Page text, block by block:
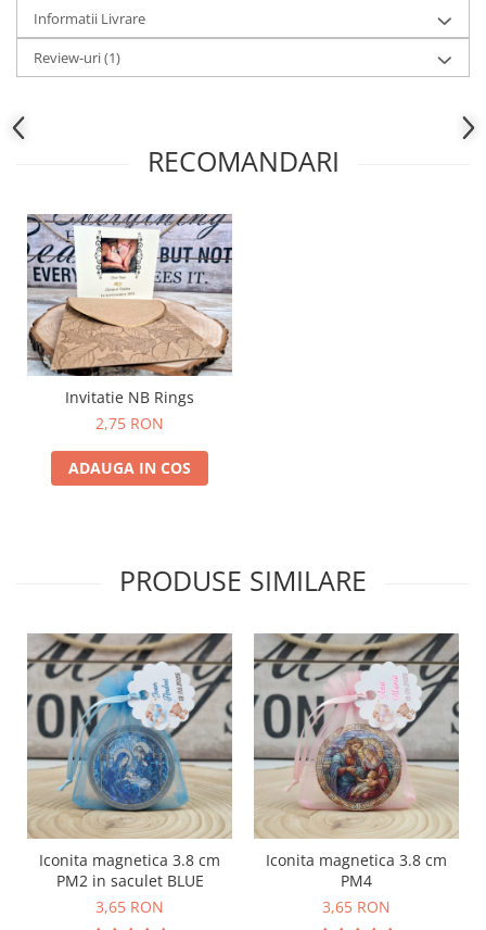
Informatii Livrare
Review-uri(1)
RECOMANDARI
Invitatie NB Rings
2,75 RON
ADAUGA IN COS
PRODUSE SIMILARE
Iconita magnetica 3.8 cm
PM2 in saculet BLUE
3,65 RON
Iconita magnetica 3.8 cm
PM4
3,65 RON